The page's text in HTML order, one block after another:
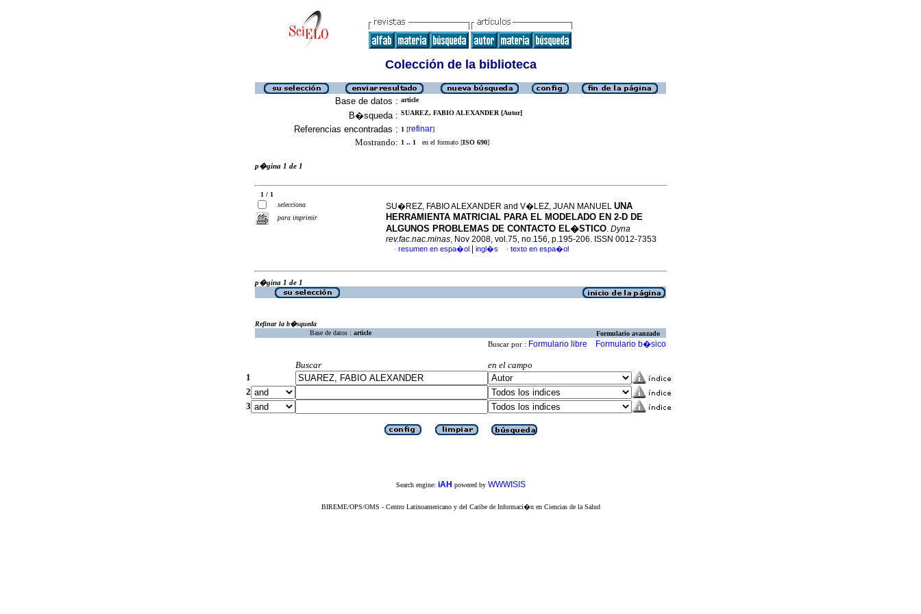
Colección de la biblioteca
Base de datos : article
B�squeda : SUAREZ, FABIO ALEXANDER [Autor]
Referencias encontradas : 1 [refinar]
Mostrando: 1 .. 1 en el formato [ISO 690]
p�gina 1 de 1
1 / 1
selecciona
para imprimir
SU�REZ, FABIO ALEXANDER and V�LEZ, JUAN MANUEL UNA
HERRAMIENTA MATRICIAL PARA EL MODELADO EN 2-D DE
ALGUNOS PROBLEMAS DE CONTACTO EL�STICO. Dyna
rev.fac.nac.minas, Nov 2008, vol.75, no.156, p.195-206. ISSN 0012-7353
· resumen en espa�ol ingl�s · texto en espa�ol
p�gina 1 de 1
Refinar la b�squeda
Base de datos : article Formulario avanzado
Buscar por : Formulario libre Formulario b�sico
Buscar
en el campo
1
2
3
Search engine: iAH powered by WWWISIS
BIREME/OPS/OMS - Centro Latinoamericano y del Caribe de Informaci�n en Ciencias de la Salud